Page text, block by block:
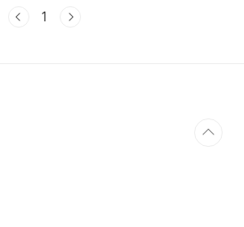
사진 · 영상 위주이제 그냥 프로필만 보는 게
1